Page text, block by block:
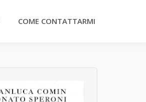
COME CONTATTARMI